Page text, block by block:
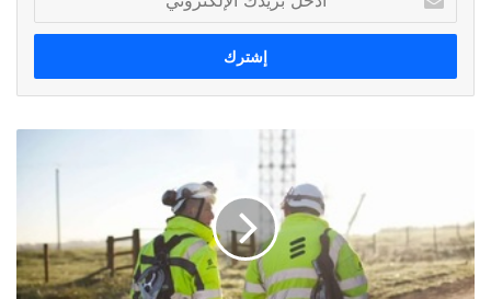
بريدك
الإلكتروني
من
التزامات
إريكسون